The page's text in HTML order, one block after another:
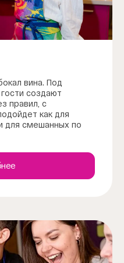
вина. Под
создают
правил, с
как для
для смешанных по